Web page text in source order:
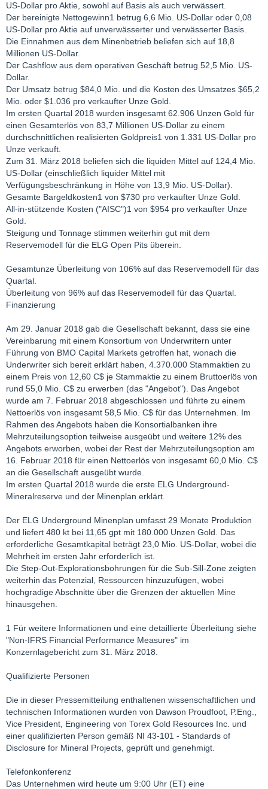
US-Dollar pro Aktie, sowohl auf Basis als auch verwässert.
Der bereinigte Nettogewinn1 betrug 6,6 Mio. US-Dollar oder 0,08
US-Dollar pro Aktie auf unverwässerter und verwässerter Basis.
Die Einnahmen aus dem Minenbetrieb beliefen sich auf 18,8
Millionen US-Dollar.
Der Cashflow aus dem operativen Geschäft betrug 52,5 Mio. US-
Dollar.
Der Umsatz betrug $84,0 Mio. und die Kosten des Umsatzes $65,2
Mio. oder $1.036 pro verkaufter Unze Gold.
Im ersten Quartal 2018 wurden insgesamt 62.906 Unzen Gold für
einen Gesamterlös von 83,7 Millionen US-Dollar zu einem
durchschnittlichen realisierten Goldpreis1 von 1.331 US-Dollar pro
Unze verkauft.
Zum 31. März 2018 beliefen sich die liquiden Mittel auf 124,4 Mio.
US-Dollar (einschließlich liquider Mittel mit
Verfügungsbeschränkung in Höhe von 13,9 Mio. US-Dollar).
Gesamte Bargeldkosten1 von $730 pro verkaufter Unze Gold.
All-in-stützende Kosten ("AISC")1 von $954 pro verkaufter Unze
Gold.
Steigung und Tonnage stimmen weiterhin gut mit dem
Reservemodell für die ELG Open Pits überein.
Gesamtunze Überleitung von 106% auf das Reservemodell für das
Quartal.
Überleitung von 96% auf das Reservemodell für das Quartal.
Finanzierung
Am 29. Januar 2018 gab die Gesellschaft bekannt, dass sie eine
Vereinbarung mit einem Konsortium von Underwritern unter
Führung von BMO Capital Markets getroffen hat, wonach die
Underwriter sich bereit erklärt haben, 4.370.000 Stammaktien zu
einem Preis von 12,60 C$ je Stammaktie zu einem Bruttoerlös von
rund 55,0 Mio. C$ zu erwerben (das "Angebot"). Das Angebot
wurde am 7. Februar 2018 abgeschlossen und führte zu einem
Nettoerlös von insgesamt 58,5 Mio. C$ für das Unternehmen. Im
Rahmen des Angebots haben die Konsortialbanken ihre
Mehrzuteilungsoption teilweise ausgeübt und weitere 12% des
Angebots erworben, wobei der Rest der Mehrzuteilungsoption am
16. Februar 2018 für einen Nettoerlös von insgesamt 60,0 Mio. C$
an die Gesellschaft ausgeübt wurde.
Im ersten Quartal 2018 wurde die erste ELG Underground-
Mineralreserve und der Minenplan erklärt.
Der ELG Underground Minenplan umfasst 29 Monate Produktion
und liefert 480 kt bei 11,65 gpt mit 180.000 Unzen Gold. Das
erforderliche Gesamtkapital beträgt 23,0 Mio. US-Dollar, wobei die
Mehrheit im ersten Jahr erforderlich ist.
Die Step-Out-Explorationsbohrungen für die Sub-Sill-Zone zeigten
weiterhin das Potenzial, Ressourcen hinzuzufügen, wobei
hochgradige Abschnitte über die Grenzen der aktuellen Mine
hinausgehen.
1 Für weitere Informationen und eine detaillierte Überleitung siehe
"Non-IFRS Financial Performance Measures" im
Konzernlagebericht zum 31. März 2018.
Qualifizierte Personen
Die in dieser Pressemitteilung enthaltenen wissenschaftlichen und
technischen Informationen wurden von Dawson Proudfoot, P.Eng.,
Vice President, Engineering von Torex Gold Resources Inc. und
einer qualifizierten Person gemäß NI 43-101 - Standards of
Disclosure for Mineral Projects, geprüft und genehmigt.
Telefonkonferenz
Das Unternehmen wird heute um 9:00 Uhr (ET) eine